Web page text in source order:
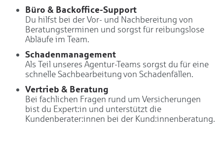
Büro & Backoffice-Support
Du hilfst bei der Vor- und Nachbereitung von
Beratungsterminen und sorgst für reibungslose
Abläufe im Team.
Schadenmanagement
Als Teil unseres Agentur-Teams sorgst du für eine
schnelle Sachbearbeitung von Schadenfällen.
Vertrieb & Beratung
Bei fachlichen Fragen rund um Versicherungen
bist du Expert:in und unterstützt die
Kundenberater:innen bei der Kund:innenberatung.